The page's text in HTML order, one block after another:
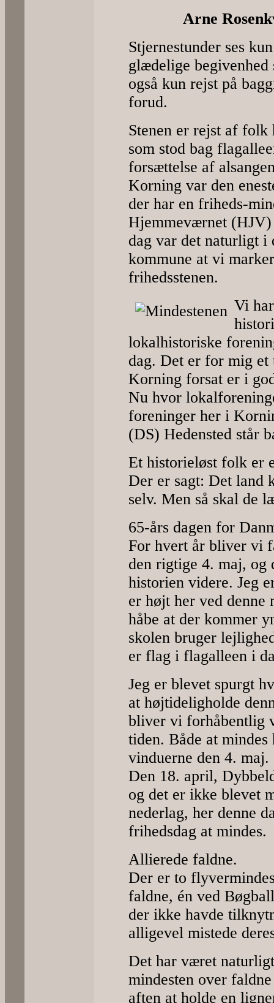
Arne
Stjernestunder ses
glædelige begivenhed
også kun rejst på
forud.
Stenen er rejst af
som stod bag
forsættelse af
Korning var den
der har en friheds-
Hjemmeværnet
dag var det naturligt i
kommune at vi
frihedsstenen.
Vi
lokalhistoriske
dag. Det er for mig et
Korning forsat er i
Nu hvor
foreninger her i
(DS) Hedensted står
Et historieløst folk er
Der er sagt: Det land
selv. Men så skal de
65-års dagen for
For hvert år bliver vi
den rigtige 4. maj,
historien videre. Jeg
er højt her ved
håbe at der kommer
skolen bruger
er flag i flagalleen i
Jeg er blevet spurgt
at højtideligholde
bliver vi forhåbentlig
tiden. Både at
vinduerne den 4. maj.
Den 18. april,
og det er ikke blevet
nederlag, her denne
frihedsdag at mindes.
Allierede faldne.
Der er to
faldne, én ved
der ikke havde
alligevel mistede
Det har været
mindesten over
aften at holde en